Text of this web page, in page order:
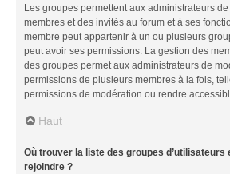
Les groupes permettent aux administrateurs de
membres et des invités au forum et à ses
membre peut appartenir à un ou plusieurs
peut avoir ses permissions. La gestion des
des groupes permet aux administrateurs de
permissions de plusieurs membres à la fois,
permissions de modération ou rendre
Haut
Où trouver la liste des groupes d’utilisateurs
rejoindre ?